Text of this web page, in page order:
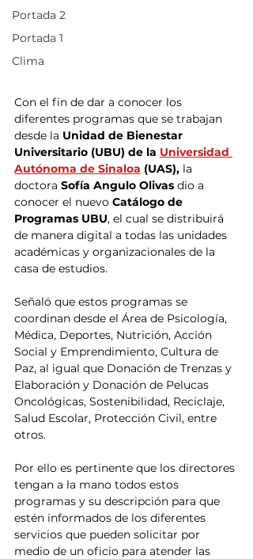
Portada 2
Portada 1
Clima
Con el fin de dar a conocer los
diferentes programas que se trabajan
desde la Unidad de Bienestar
Universitario (UBU) de la Universidad
Autónoma de Sinaloa (UAS), la
doctora Sofía Angulo Olivas dio a
conocer el nuevo Catálogo de
Programas UBU, el cual se distribuirá
de manera digital a todas las unidades
académicas y organizacionales de la
casa de estudios.
Señaló que estos programas se
coordinan desde el Área de Psicología,
Médica, Deportes, Nutrición, Acción
Social y Emprendimiento, Cultura de
Paz, al igual que Donación de Trenzas y
Elaboración y Donación de Pelucas
Oncológicas, Sostenibilidad, Reciclaje,
Salud Escolar, Protección Civil, entre
otros.
Por ello es pertinente que los directores
tengan a la mano todos estos
programas y su descripción para que
estén informados de los diferentes
servicios que pueden solicitar por
medio de un oficio para atender las